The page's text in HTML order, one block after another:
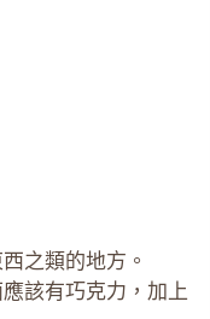
之類的地方。
該有巧克力，加上